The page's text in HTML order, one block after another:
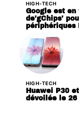
HIGH-TECH
Google est
de’gChips’
périphériques
HIGH-TECH
Huawei P30
dévoilée le